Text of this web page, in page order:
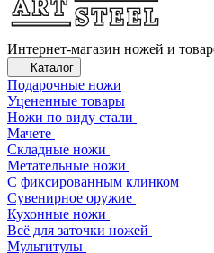
Интернет-магазин ножей и
Каталог
Подарочные ножи
Уцененные товары
Ножи по виду стали
Мачете
Складные ножи
Метательные ножи
С фиксированным клинком
Сувенирное оружие
Кухонные ножи
Всё для заточки ножей
Мультитулы